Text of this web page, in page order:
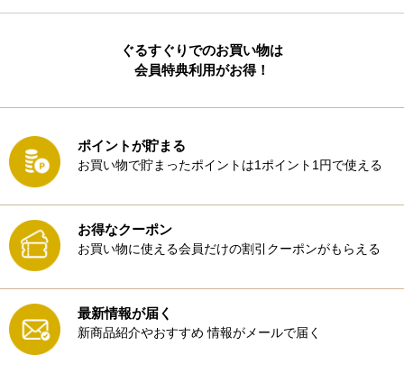
ぐるすぐりでのお買い物は
会員特典利用がお得！
ポイントが貯まる
お買い物で貯まったポイントは1ポイント1円で使える
お得なクーポン
お買い物に使える会員だけの割引クーポンがもらえる
最新情報が届く
新商品紹介やおすすめ 情報がメールで届く